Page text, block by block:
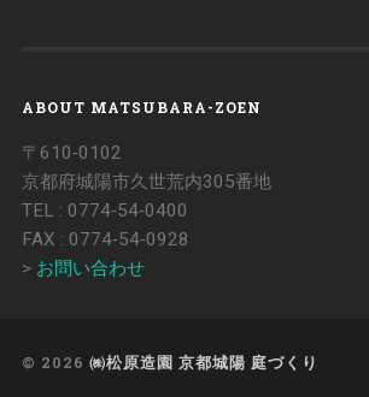
ABOUT MATSUBARA-ZOEN
〒610‐0102
京都府城陽市久世荒内305番地
TEL : 0774‐54‐0400
FAX : 0774‐54‐0928
> お問い合わせ
© 2026 ㈱松原造園 京都城陽 庭づくり